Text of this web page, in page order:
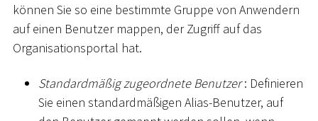
können Sie so eine bestimmte Gruppe von Anwendern
auf einen Benutzer mappen, der Zugriff auf das
Organisationsportal hat.
Standardmäßig zugeordnete Benutzer: Definieren
Sie einen standardmäßigen Alias-Benutzer, auf